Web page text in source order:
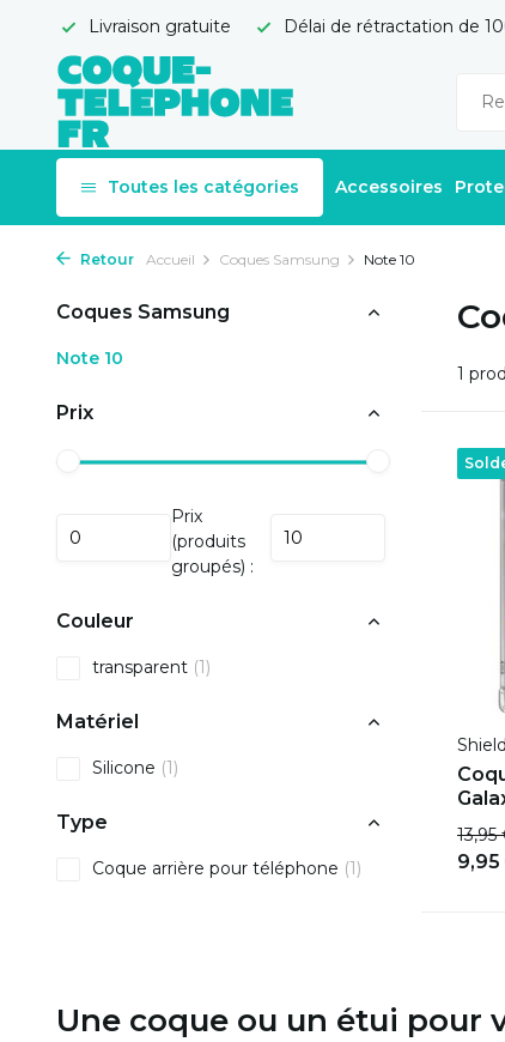
Livraison gratuite Délai de rétractation de
Toutes les catégories Accessoires
Retour Accueil Coques Samsung Note 10
Coques Samsung
Note 10
Prix
Prix
(produits
groupés) :
Couleur
transparent (1)
Matériel
Silicone (1)
Type
Coque arrière pour téléphone (1)
1
13,95
Une coque ou un étui pour